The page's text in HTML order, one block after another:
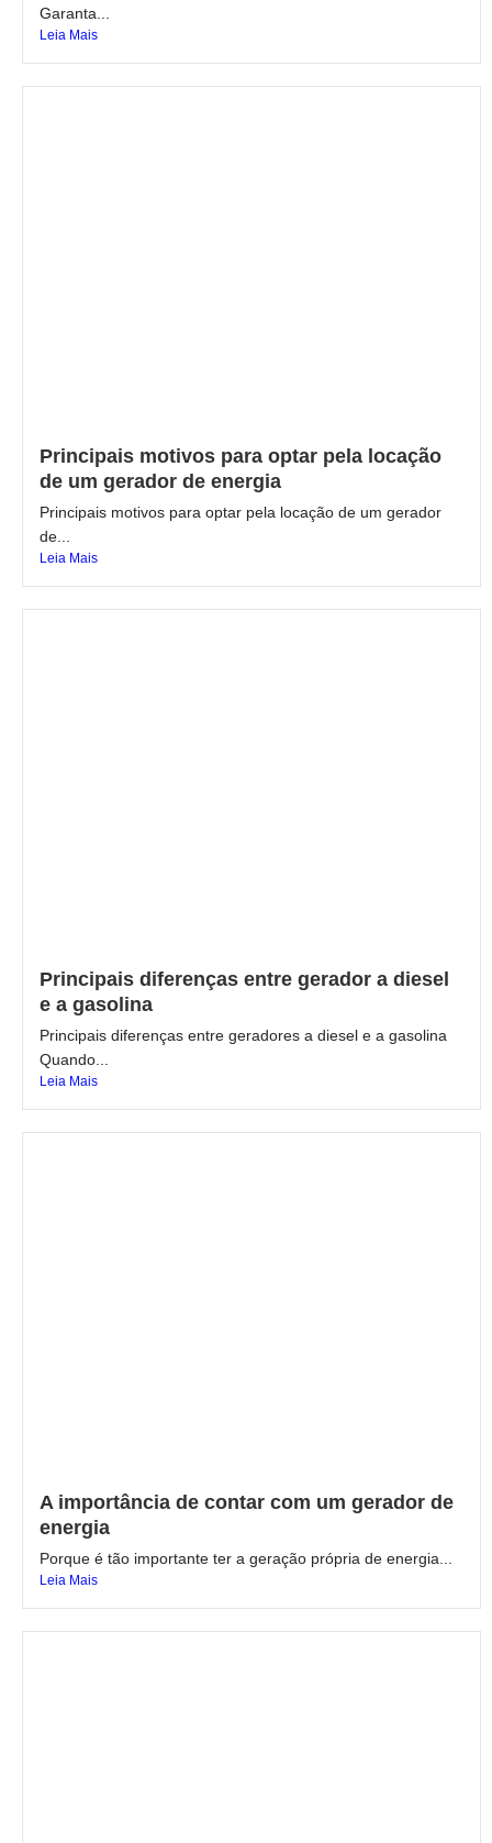
Garanta...
Leia Mais
Principais motivos para optar pela locação
de um gerador de energia
Principais motivos para optar pela locação de um gerador
de...
Leia Mais
Principais diferenças entre gerador a diesel
e a gasolina
Principais diferenças entre geradores a diesel e a gasolina
Quando...
Leia Mais
A importância de contar com um gerador de
energia
Porque é tão importante ter a geração própria de energia...
Leia Mais